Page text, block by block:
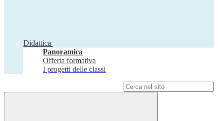
Didattica
Panoramica
Offerta formativa
I progetti delle classi